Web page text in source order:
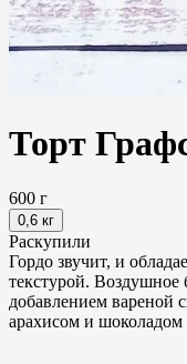
Торт
600 г
0,6 кг
Раскупили
Гордо звучит, и
текстурой. Воздушное
добавлением
арахисом и шоколадом